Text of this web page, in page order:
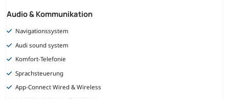
Audio & Kommunikation
Navigationssystem
Audi sound system
Komfort-Telefonie
Sprachsteuerung
App-Connect Wired & Wireless